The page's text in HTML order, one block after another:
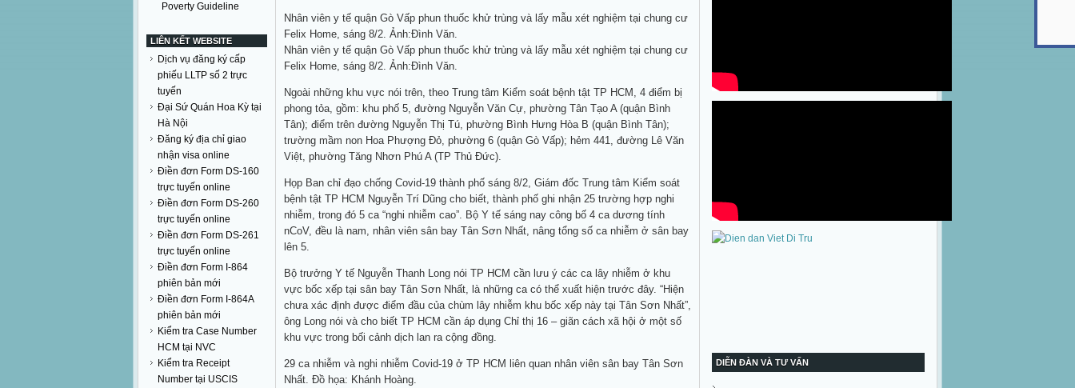
Poverty Guideline
LIÊN KẾT WEBSITE
Dịch vụ đăng ký cấp
phiếu LLTP số 2 trực
tuyến
Đại Sứ Quán Hoa Kỳ tại
Hà Nội
Đăng ký địa chỉ giao
nhận visa online
Điền đơn Form DS-160
trực tuyến online
Điền đơn Form DS-260
trực tuyến online
Điền đơn Form DS-261
trực tuyến online
Điền đơn Form I-864
phiên bản mới
Điền đơn Form I-864A
phiên bản mới
Kiểm tra Case Number
HCM tại NVC
Kiểm tra Receipt
Number tại USCIS
Nhân viên y tế quận Gò Vấp phun thuốc khử trùng và lấy mẫu xét nghiệm tại chung cư
Felix Home, sáng 8/2. Ảnh:Đình Văn.
Nhân viên y tế quận Gò Vấp phun thuốc khử trùng và lấy mẫu xét nghiệm tại chung cư
Felix Home, sáng 8/2. Ảnh:Đình Văn.
Ngoài những khu vực nói trên, theo Trung tâm Kiểm soát bệnh tật TP HCM, 4 điểm bị
phong tỏa, gồm: khu phố 5, đường Nguyễn Văn Cự, phường Tân Tạo A (quận Bình
Tân); điểm trên đường Nguyễn Thị Tú, phường Bình Hưng Hòa B (quận Bình Tân);
trường mầm non Hoa Phượng Đỏ, phường 6 (quận Gò Vấp); hẻm 441, đường Lê Văn
Việt, phường Tăng Nhơn Phú A (TP Thủ Đức).
Họp Ban chỉ đạo chống Covid-19 thành phố sáng 8/2, Giám đốc Trung tâm Kiểm soát
bệnh tật TP HCM Nguyễn Trí Dũng cho biết, thành phố ghi nhận 25 trường hợp nghi
nhiễm, trong đó 5 ca “nghi nhiễm cao”. Bộ Y tế sáng nay công bố 4 ca dương tính
nCoV, đều là nam, nhân viên sân bay Tân Sơn Nhất, nâng tổng số ca nhiễm ở sân bay
lên 5.
Bộ trưởng Y tế Nguyễn Thanh Long nói TP HCM cần lưu ý các ca lây nhiễm ở khu
vực bốc xếp tại sân bay Tân Sơn Nhất, là những ca có thể xuất hiện trước đây. “Hiện
chưa xác định được điểm đầu của chùm lây nhiễm khu bốc xếp này tại Tân Sơn Nhất”,
ông Long nói và cho biết TP HCM cần áp dụng Chỉ thị 16 – giãn cách xã hội ở một số
khu vực trong bối cảnh dịch lan ra cộng đồng.
29 ca nhiễm và nghi nhiễm Covid-19 ở TP HCM liên quan nhân viên sân bay Tân Sơn
Nhất. Đồ họa: Khánh Hoàng.
DIỄN ĐÀN VÀ TƯ VẤN